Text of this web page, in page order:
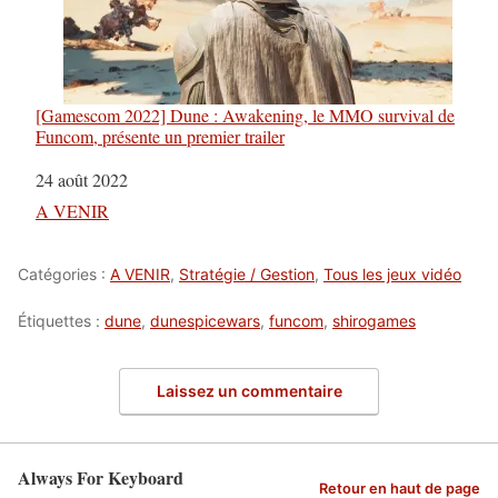
[Gamescom 2022] Dune : Awakening, le MMO survival de
Funcom, présente un premier trailer
Date
24 août 2022
Par rapport à
A VENIR
Catégories : A VENIR, Stratégie / Gestion, Tous les jeux vidéo
Étiquettes : dune, dunespicewars, funcom, shirogames
Laissez un commentaire
Always For Keyboard Retour en haut de page